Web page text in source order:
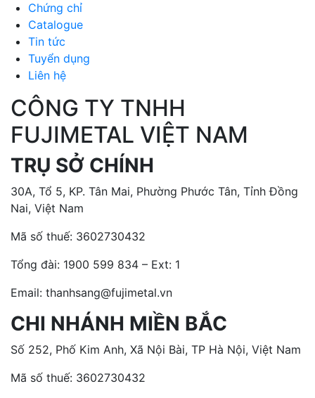
Chứng chỉ
Catalogue
Tin tức
Tuyển dụng
Liên hệ
CÔNG TY TNHH
FUJIMETAL VIỆT NAM
TRỤ SỞ CHÍNH
30A, Tổ 5, KP. Tân Mai, Phường Phước Tân, Tỉnh Đồng
Nai, Việt Nam
Mã số thuế: 3602730432
Tổng đài: 1900 599 834 – Ext: 1
Email: thanhsang@fujimetal.vn
CHI NHÁNH MIỀN BẮC
Số 252, Phố Kim Anh, Xã Nội Bài, TP Hà Nội, Việt Nam
Mã số thuế: 3602730432